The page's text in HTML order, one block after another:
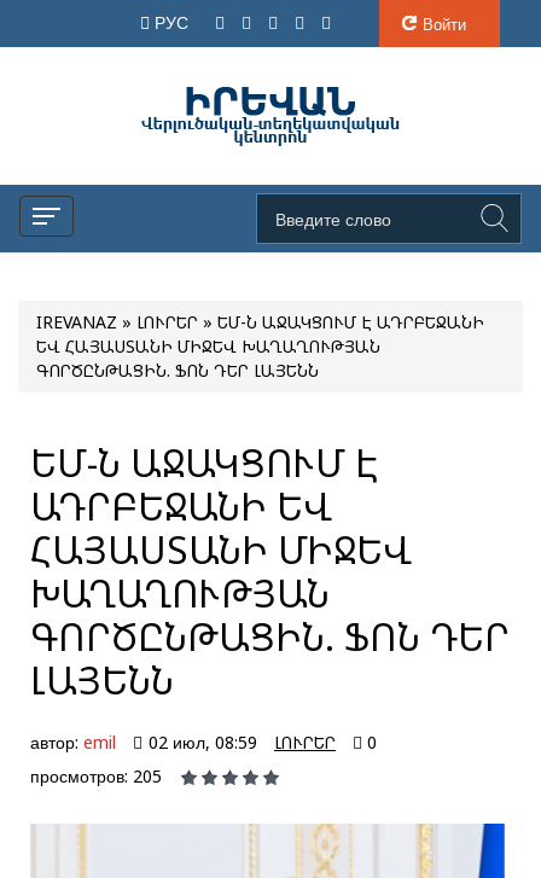
РУС Войти
IREVANAZ » ԼՈՒՐԵՐ » ԵՄ-Ն ԱՋԱԿՑՈՒՄ Է ԱԴՐԲԵՋԱՆԻ
ԵՎ ՀԱՅԱՍՏԱՆԻ ՄԻՋԵՎ ԽԱՂԱՂՈՒԹՅԱՆ
ԳՈՐԾԸՆԹԱՑԻՆ. ՖՈՆ ԴԵՐ ԼԱՅԵՆՆ
ԵՄ-Ն ԱՋԱԿՑՈՒՄ Է
ԱԴՐԲԵՋԱՆԻ ԵՎ
ՀԱՅԱՍՏԱՆԻ ՄԻՋԵՎ
ԽԱՂԱՂՈՒԹՅԱՆ
ԳՈՐԾԸՆԹԱՑԻՆ. ՖՈՆ ԴԵՐ
ԼԱՅԵՆՆ
автор: emil 02 июл, 08:59 ԼՈՒՐԵՐ
0
просмотров: 205